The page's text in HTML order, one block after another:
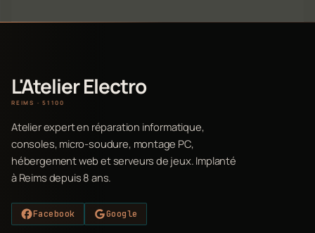
L'Atelier Electro
REIMS · 51100
Atelier expert en réparation informatique,
consoles, micro-soudure, montage PC,
hébergement web et serveurs de jeux. Implanté
à Reims depuis 8 ans.
Facebook Google